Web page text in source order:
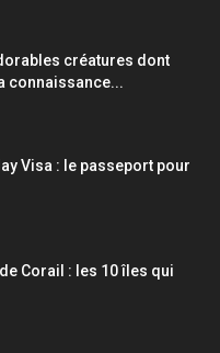
créatures dont
connaissance...
Visa : le passeport pour
Corail : les 10 îles qui